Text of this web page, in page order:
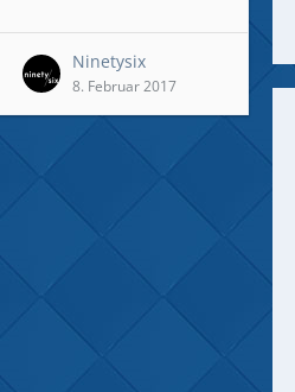
Ninetysix
8. Februar 2017